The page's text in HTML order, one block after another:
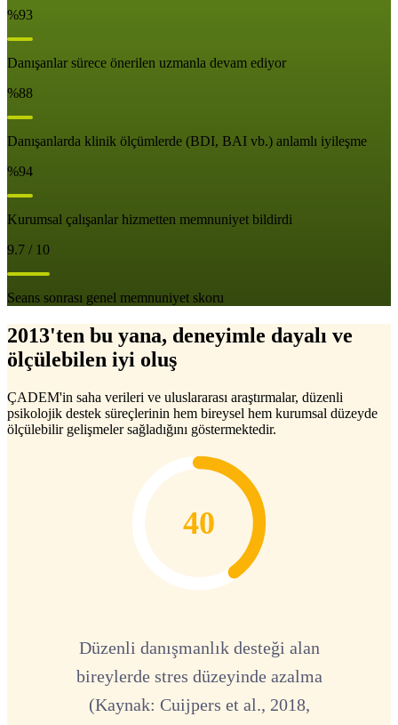
%93
Danışanlar sürece önerilen uzmanla devam ediyor
%88
Danışanlarda klinik ölçümlerde (BDI, BAI vb.) anlamlı iyileşme
%94
Kurumsal çalışanlar hizmetten memnuniyet bildirdi
9.7 / 10
Seans sonrası genel memnuniyet skoru
2013'ten bu yana, deneyimle dayalı ve
ölçülebilen iyi oluş
ÇADEM'in saha verileri ve uluslararası araştırmalar, düzenli
psikolojik destek süreçlerinin hem bireysel hem kurumsal düzeyde
ölçülebilir gelişmeler sağladığını göstermektedir.
40
Düzenli danışmanlık desteği alan
bireylerde stres düzeyinde azalma
(Kaynak: Cuijpers et al., 2018,